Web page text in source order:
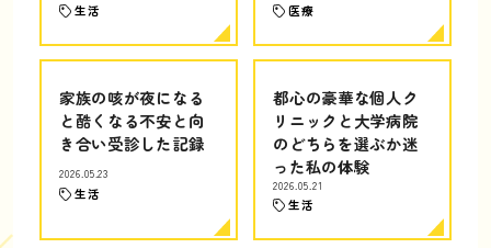
生活 医療
家族の咳が夜になる
と酷くなる不安と向
き合い受診した記録
2026.05.23
生活
都心の豪華な個人ク
リニックと大学病院
のどちらを選ぶか迷
った私の体験
2026.05.21
生活